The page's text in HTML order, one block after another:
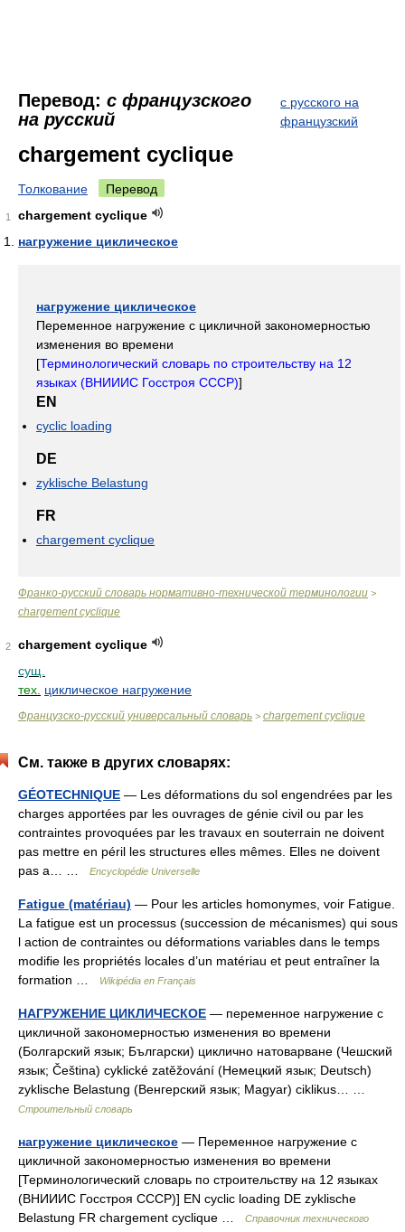
Перевод: с французского
на русский
с русского на
французский
chargement cyclique
Толкование Перевод
1
chargement cyclique
нагружение циклическое
нагружение циклическое
Переменное нагружение с цикличной закономерностью
изменения во времени
[Терминологический словарь по строительству на 12
языках (ВНИИИС Госстроя СССР)]
EN
cyclic loading
DE
zyklische Belastung
FR
chargement cyclique
Франко-русский словарь нормативно-технической терминологии >
chargement cyclique
2
chargement cyclique
сущ.
тех. циклическое нагружение
Французско-русский универсальный словарь > chargement cyclique
См. также в других словарях:
GÉOTECHNIQUE — Les déformations du sol engendrées par les
charges apportées par les ouvrages de génie civil ou par les
contraintes provoquées par les travaux en souterrain ne doivent
pas mettre en péril les structures elles mêmes. Elles ne doivent
pas a… …
Encyclopédie Universelle
Fatigue (matériau) — Pour les articles homonymes, voir Fatigue.
La fatigue est un processus (succession de mécanismes) qui sous
l action de contraintes ou déformations variables dans le temps
modifie les propriétés locales d’un matériau et peut entraîner la
formation …
Wikipédia en Français
НАГРУЖЕНИЕ ЦИКЛИЧЕСКОЕ — переменное нагружение с
цикличной закономерностью изменения во времени
(Болгарский язык; Български) циклично натоварване (Чешский
язык; Čeština) cyklické zatěžování (Немецкий язык; Deutsch)
zyklische Belastung (Венгерский язык; Magyar) ciklikus… …
Строительный словарь
нагружение циклическое — Переменное нагружение с
цикличной закономерностью изменения во времени
[Терминологический словарь по строительству на 12 языках
(ВНИИИС Госстроя СССР)] EN cyclic loading DE zyklische
Belastung FR chargement cyclique …
Справочник технического